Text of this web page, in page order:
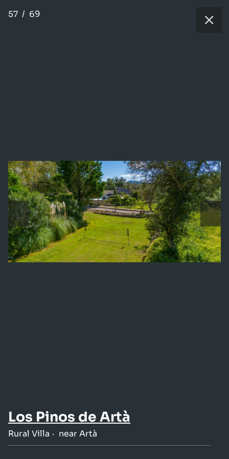
57 / 69
Los Pinos de Artà
Rural Villa near Artà